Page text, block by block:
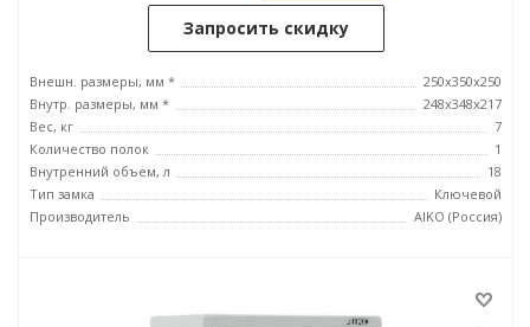
Запросить скидку
Внешн. размеры, мм *
250x350x250
Внутр. размеры, мм *
248x348x217
Вес, кг
7
Количество полок
1
Внутренний объем, л
18
Тип замка
Ключевой
Производитель
AIKO (Россия)